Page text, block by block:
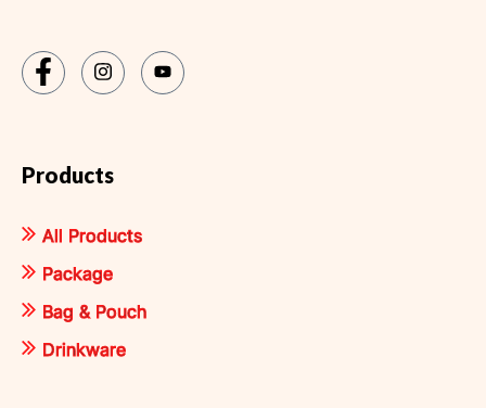
Products
All Products
Package
Bag & Pouch
Drinkware